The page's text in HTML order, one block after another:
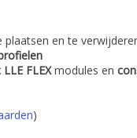
plaatsen en te
FLEXmodules en
)